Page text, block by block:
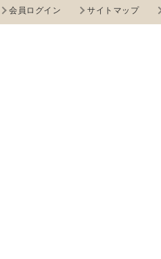
会員ログイン サイトマップ